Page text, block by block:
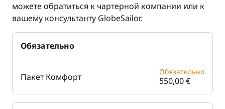
можете обратиться к чартерной компании или к
вашему консультанту GlobeSailor.
Обязательно
Пакет Комфорт Обязательно
550,00 €